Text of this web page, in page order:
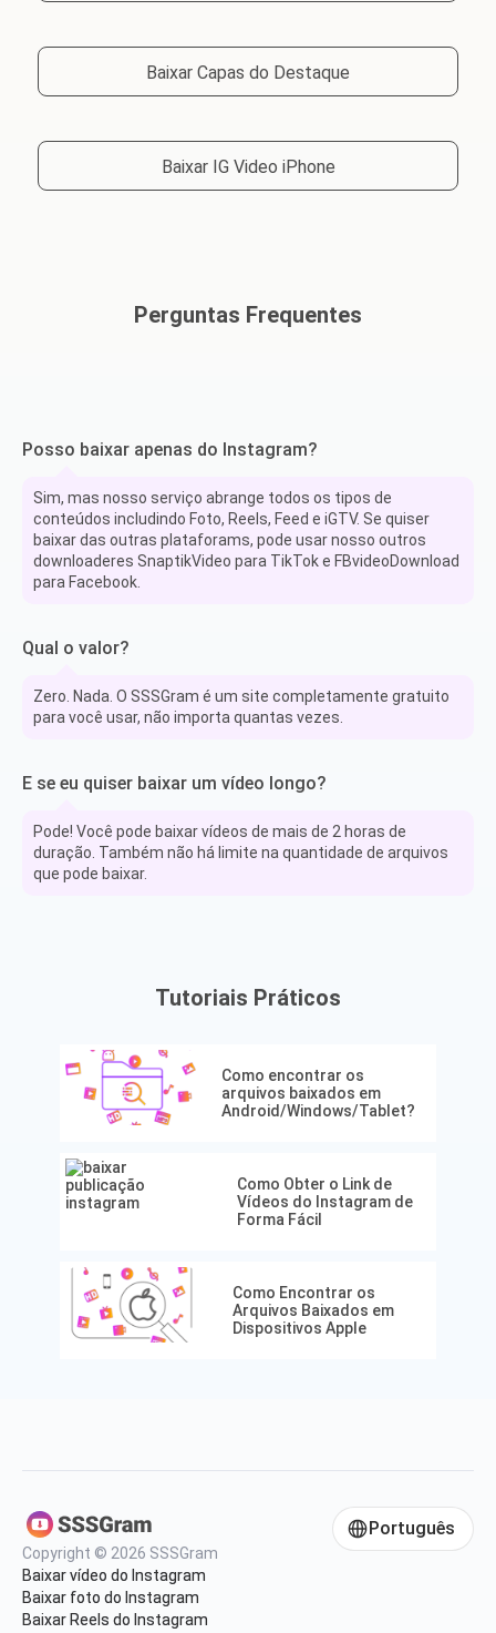
Baixar Capas do Destaque
Baixar IG Video iPhone
Perguntas Frequentes
Posso baixar apenas do Instagram?
Sim, mas nosso serviço abrange todos os tipos de
conteúdos includindo Foto, Reels, Feed e iGTV. Se quiser
baixar das outras plataforams, pode usar nosso outros
downloaderes SnaptikVideo para TikTok e FBvideoDownload
para Facebook.
Qual o valor?
Zero. Nada. O SSSGram é um site completamente gratuito
para você usar, não importa quantas vezes.
E se eu quiser baixar um vídeo longo?
Pode! Você pode baixar vídeos de mais de 2 horas de
duração. Também não há limite na quantidade de arquivos
que pode baixar.
Tutoriais Práticos
Como encontrar os
arquivos baixados em
Android/Windows/Tablet?
Como Obter o Link de
Vídeos do Instagram de
Forma Fácil
Como Encontrar os
Arquivos Baixados em
Dispositivos Apple
Copyright © 2026 SSSGram
Português
Baixar vídeo do Instagram
Baixar foto do Instagram
Baixar Reels do Instagram